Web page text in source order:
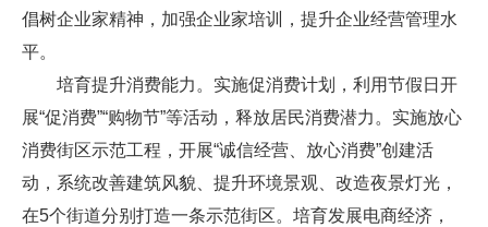
倡树企业家精神，加强企业家培训，提升企业经营管理水
平。
培育提升消费能力。实施促消费计划，利用节假日开
展“促消费”“购物节”等活动，释放居民消费潜力。实施放心
消费街区示范工程，开展“诚信经营、放心消费”创建活
动，系统改善建筑风貌、提升环境景观、改造夜景灯光，
在5个街道分别打造一条示范街区。培育发展电商经济，